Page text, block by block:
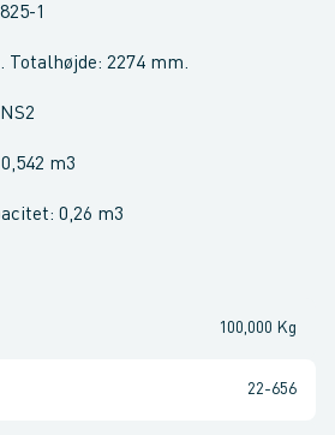
1
Totalhøjde: 2274 mm.
m3
0,26 m3
100,000 Kg
22-656